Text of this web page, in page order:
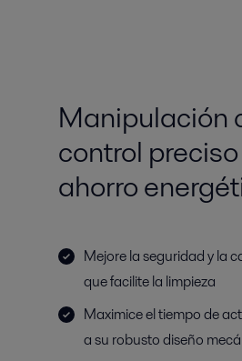
Manipulación
control
ahorro
Mejore la seguridad y la
que facilite la limpieza
Maximice el tiempo de
a su robusto diseño